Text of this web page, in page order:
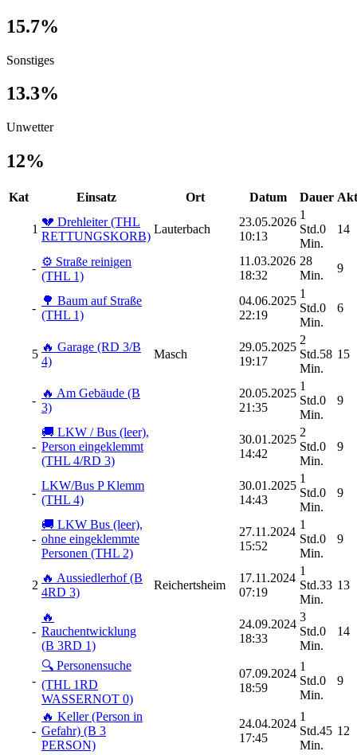
15.7%
Sonstiges
13.3%
Unwetter
12%
Kat Einsatz Ort Datum Dauer
1
💔 Drehleiter (THL
RETTUNGSKORB)
Lauterbach
23.05.2026
10:13
1
Std.0
Min.
14
- ⚙️ Straße reinigen
(THL 1)
11.03.2026
18:32
28
Min.
9
-
🌳 Baum auf Straße
(THL 1)
04.06.2025
22:19
1
Std.0
Min.
6
5
🔥 Garage (RD 3/B
4)
Masch
29.05.2025
19:17
2
Std.58
Min.
15
-
🔥 Am Gebäude (B
3)
20.05.2025
21:35
1
Std.0
Min.
9
-
🚚 LKW / Bus (leer),
Person eingeklemmt
(THL 4/RD 3)
30.01.2025
14:42
2
Std.0
Min.
9
-
LKW/Bus P Klemm
(THL 4)
30.01.2025
14:43
1
Std.0
Min.
9
-
🚚 LKW Bus (leer),
ohne eingeklemmte
Personen (THL 2)
27.11.2024
15:52
1
Std.0
Min.
9
2
🔥 Aussiedlerhof (B
4RD 3)
Reichertsheim
17.11.2024
07:19
1
Std.33
Min.
13
-
🔥
Rauchentwicklung
(B 3RD 1)
24.09.2024
18:33
3
Std.0
Min.
14
-
🔍 Personensuche
(THL 1RD
WASSERNOT 0)
07.09.2024
18:59
1
Std.0
Min.
9
-
🔥 Keller (Person in
Gefahr) (B 3
PERSON)
24.04.2024
17:45
1
Std.45
Min.
12